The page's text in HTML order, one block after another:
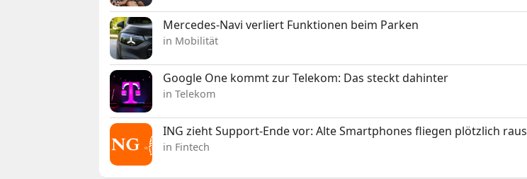
Mercedes-Navi verliert Funktionen beim Parken
in Mobilität
Google One kommt zur Telekom: Das steckt dahinter
in Telekom
ING zieht Support-Ende vor: Alte Smartphones fliegen plötzlich raus
in Fintech